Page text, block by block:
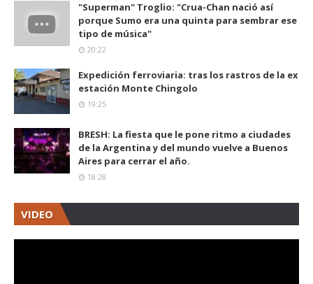
"Superman" Troglio: "Crua-Chan nació así
porque Sumo era una quinta para sembrar ese
tipo de música"
20:22
Expedición ferroviaria: tras los rastros de la ex
estación Monte Chingolo
19:25
BRESH: La fiesta que le pone ritmo a ciudades
de la Argentina y del mundo vuelve a Buenos
Aires para cerrar el año.
18:28
VIDEO